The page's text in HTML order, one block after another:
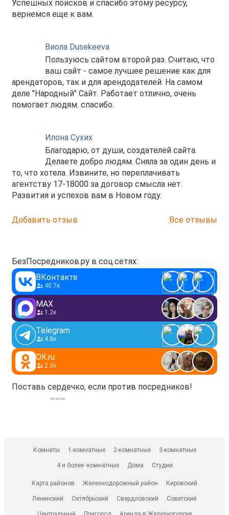
Успешных поисков и спасибо этому ресурсу,
вернемся еще к вам.
Виола Dusekeeva
Пользуюсь сайтом второй раз. Считаю, что
ваш сайт - самое лучшее решение как для
арендаторов, так и для арендодателей. На самом
деле "Народный" Сайт. Работает отлично, очень
помогает людям. спасибо.
Илона Сухих
Благодарю, от души, создателей сайта.
Делаете добро людям. Сняла за один день и
то, что хотела. Извините, но переплачивать
агентству 17-18000 за договор смысла нет.
Развития и успехов вам в Новом году.
Добавить отзыв Все отзывы
БезПосредников.ру в соц.сетях:
ВКонтакте
40.7к
MAX
1.2к
Telegram
4.8к
OK.ru
2.3к
Поставь сердечко, если против посредников!
Комнаты 1-комнатные 2-комнатные 3-комнатные
4 и более -комнатные Дома Студии
Карта районов Железнодорожный район Кировский
Ленинский Октябрьский Свердловский Советский